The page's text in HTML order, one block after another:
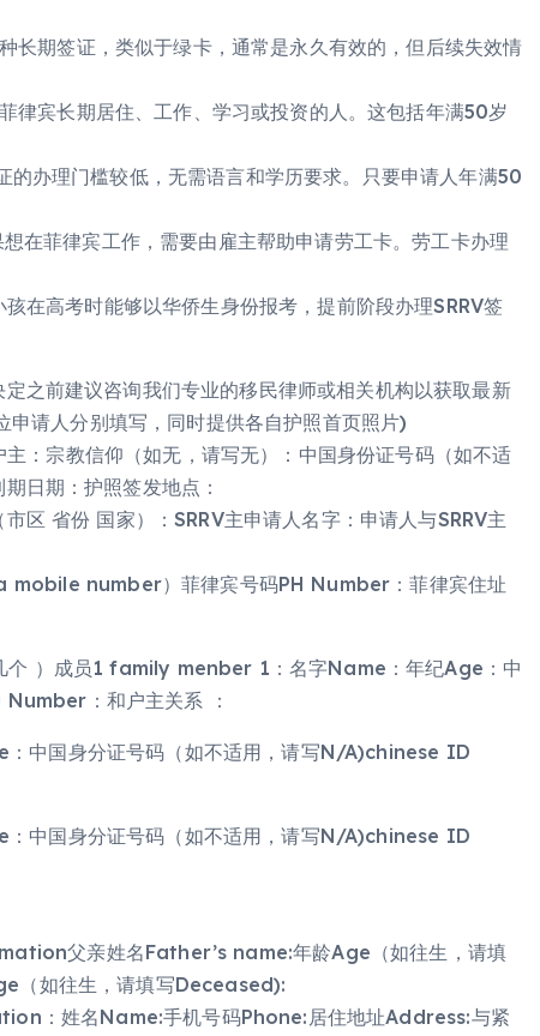
长期签证，类似于绿卡，通常是永久有效的，但后续失效情
律宾长期居住、工作、学习或投资的人。这包括年满50岁
的办理门槛较低，无需语言和学历要求。只要申请人年满50
在菲律宾工作，需要由雇主帮助申请劳工卡。劳工卡办理
在高考时能够以华侨生身份报考，提前阶段办理SRRV签
之前建议咨询我们专业的移民律师或相关机构以获取最新
请人分别填写，同时提供各自护照首页照片)
：宗教信仰（如无，请写无）：中国身份证号码（如不适
日期：护照签发地点：
区 省份 国家）：SRRV主申请人名字：申请人与SRRV主
mobile number）菲律宾号码PH Number：菲律宾住址
）成员1 family menber 1：名字Name：年纪Age：中
：和户主关系 ：
中国身分证号码（如不适用，请写N/A)chinese ID
中国身分证号码（如不适用，请写N/A)chinese ID
父亲姓名Father’s name:年龄Age（如往生，请填
（如往生，请填写Deceased):
：姓名Name:手机号码Phone:居住地址Address:与紧